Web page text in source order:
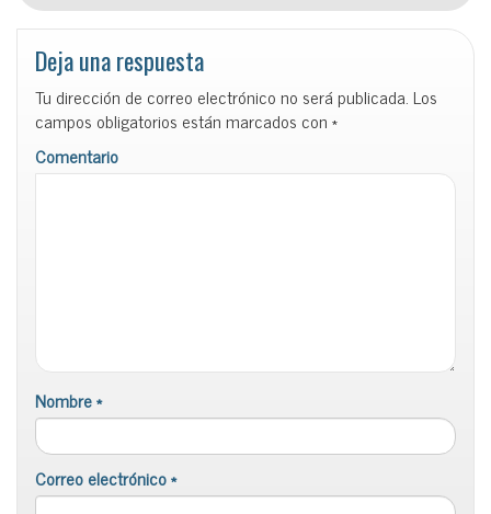
Deja una respuesta
Tu dirección de correo electrónico no será publicada. Los
campos obligatorios están marcados con*
Comentario
Nombre*
Correo electrónico*